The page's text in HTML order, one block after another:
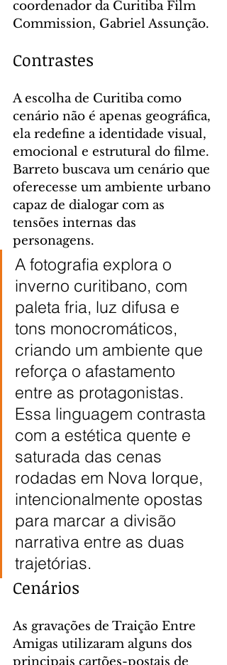
coordenador da Curitiba Film
Commission, Gabriel Assunção.
Contrastes
A escolha de Curitiba como
cenário não é apenas geográfica,
ela redefine a identidade visual,
emocional e estrutural do filme.
Barreto buscava um cenário que
oferecesse um ambiente urbano
capaz de dialogar com as
tensões internas das
personagens.
A fotografia explora o
inverno curitibano, com
paleta fria, luz difusa e
tons monocromáticos,
criando um ambiente que
reforça o afastamento
entre as protagonistas.
Essa linguagem contrasta
com a estética quente e
saturada das cenas
rodadas em Nova Iorque,
intencionalmente opostas
para marcar a divisão
narrativa entre as duas
trajetórias.
Cenários
As gravações de Traição Entre
Amigas utilizaram alguns dos
principais cartões-postais de